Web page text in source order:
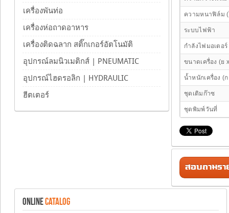
ความหนาฟิล์ม
ระบบไฟฟ้า
กำลังไฟมอเตอร์
ขนาดเครื่อง (ย
น้ำหนักเครื่อง (
ชุดเติมก๊าซ
ชุดพิมพ์วันที่
สอบถามรา
เครื่องพันท่อ
เครื่องห่อถาดอาหาร
เครื่องติดฉลาก สติ๊กเกอร์อัตโนมัติ
อุปกรณ์ลมนิวเมติกส์ | PNEUMATIC
อุปกรณ์ไฮดรอลิก | HYDRAULIC
ฮีตเตอร์
ONLINECATALOG